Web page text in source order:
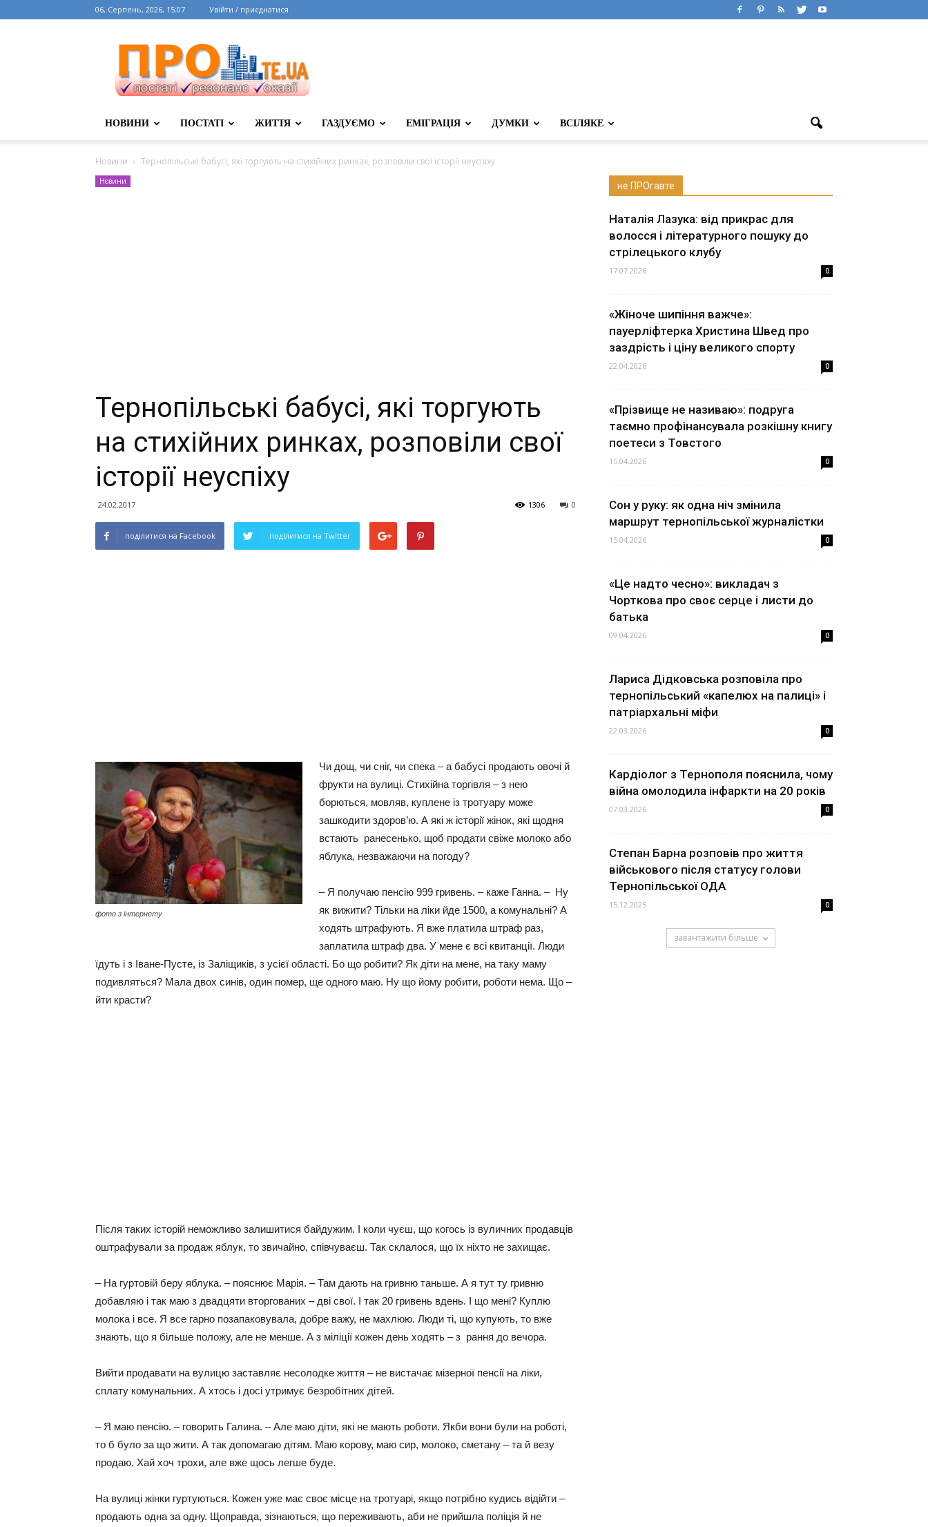
06, Серпень, 2026, 15:07 Увійти / приєднатися
НОВИНИ ПОСТАТІ ЖИТТЯ ГАЗДУЄМО ЕМІГРАЦІЯ ДУМКИ ВСІЛЯКЕ
Новини Тернопільські бабусі, які торгують на стихійних ринках, розповіли свої історії неуспіху
Новини
Тернопільські бабусі, які торгують
на стихійних ринках, розповіли свої
історії неуспіху
24.02.2017 0
1306
поділитися на Facebook поділитися на Twitter
фото з інтернету
Чи дощ, чи сніг, чи спека – а бабусі продають овочі й
фрукти на вулиці. Стихійна торгівля – з нею
борються, мовляв, куплене із тротуару може
зашкодити здоров’ю. А які ж історії жінок, які щодня
встають ранесенько, щоб продати свіже молоко або
яблука, незважаючи на погоду?
– Я получаю пенсію 999 гривень. – каже Ганна. – Ну
як вижити? Тільки на ліки йде 1500, а комунальні? А
ходять штрафують. Я вже платила штраф раз,
заплатила штраф два. У мене є всі квитанції. Люди
їдуть і з Іване-Пусте, із Заліщиків, з усієї області. Бо що робити? Як діти на мене, на таку маму
подивляться? Мала двох синів, один помер, ще одного маю. Ну що йому робити, роботи нема. Що –
йти красти?
Після таких історій неможливо залишитися байдужим. І коли чуєш, що когось із вуличних продавців
оштрафували за продаж яблук, то звичайно, співчуваєш. Так склалося, що їх ніхто не захищає.
– На гуртовій беру яблука. – пояснює Марія. – Там дають на гривню таньше. А я тут ту гривню
добавляю і так маю з двадцяти вторгованих – дві свої. І так 20 гривень вдень. І що мені? Куплю
молока і все. Я все гарно позапаковувала, добре важу, не махлюю. Люди ті, що купують, то вже
знають, що я більше положу, але не менше. А з міліції кожен день ходять – з рання до вечора.
Вийти продавати на вулицю заставляє несолодке життя – не вистачає мізерної пенсії на ліки,
сплату комунальних. А хтось і досі утримує безробітних дітей.
– Я маю пенсію. – говорить Галина. – Але маю діти, які не мають роботи. Якби вони були на роботі,
то б було за що жити. А так допомагаю дітям. Маю корову, маю сир, молоко, сметану – та й везу
продаю. Хай хоч трохи, але вже щось легше буде.
На вулиці жінки гуртуються. Кожен уже має своє місце на тротуарі, якщо потрібно кудись відійти –
продають одна за одну. Щоправда, зізнаються, що переживають, аби не прийшла поліція й не
не ПРОгавте
Наталія Лазука: від прикрас для
волосся і літературного пошуку до
стрілецького клубу
17.07.2026 0
«Жіноче шипіння важче»:
пауерліфтерка Христина Швед про
заздрість і ціну великого спорту
22.04.2026 0
«Прізвище не називаю»: подруга
таємно профінансувала розкішну книгу
поетеси з Товстого
15.04.2026 0
Сон у руку: як одна ніч змінила
маршрут тернопільської журналістки
15.04.2026 0
«Це надто чесно»: викладач з
Чорткова про своє серце і листи до
батька
09.04.2026 0
Лариса Дідковська розповіла про
тернопільський «капелюх на палиці» і
патріархальні міфи
22.03.2026 0
Кардіолог з Тернополя пояснила, чому
війна омолодила інфаркти на 20 років
07.03.2026 0
Степан Барна розповів про життя
військового після статусу голови
Тернопільської ОДА
15.12.2025 0
завантажити більше